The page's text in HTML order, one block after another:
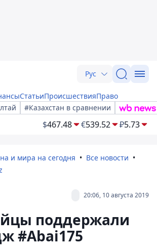
Рус
СтатьиПроисшествияПраво
#Казахстан в сравнении
$467.48 €539.52 ₽5.73
и мира на сегодня
Все новости
20:06, 10 августа 2019
поддержали
#Abai175